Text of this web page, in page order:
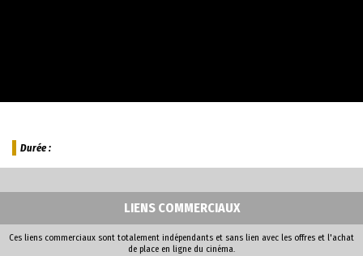
Durée :
LIENS COMMERCIAUX
Ces liens commerciaux sont totalement indépendants et sans lien avec les offres et l'achat
de place en ligne du cinéma.